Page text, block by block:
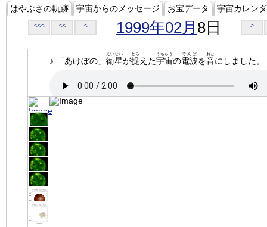
はやぶさの軌跡 宇宙からのメッセージ お宝データ 宇宙カレン
<<< << < 1999年02月 8日 >
♪ 「あけぼの」 衛星
えいせい
が捉
とら
えた宇宙
うちゅう
の電波
でんぱ
を音
おと
にしました。